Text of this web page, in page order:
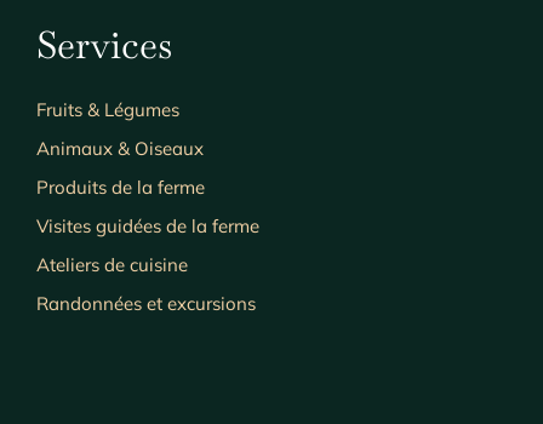
Services
Fruits & Légumes
Animaux & Oiseaux
Produits de la ferme
Visites guidées de la ferme
Ateliers de cuisine
Randonnées et excursions